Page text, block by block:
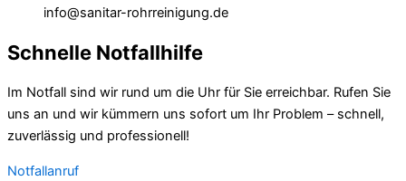
info@sanitar-rohrreinigung.de
Schnelle Notfallhilfe
Im Notfall sind wir rund um die Uhr für Sie erreichbar. Rufen Sie
uns an und wir kümmern uns sofort um Ihr Problem – schnell,
zuverlässig und professionell!
Notfallanruf